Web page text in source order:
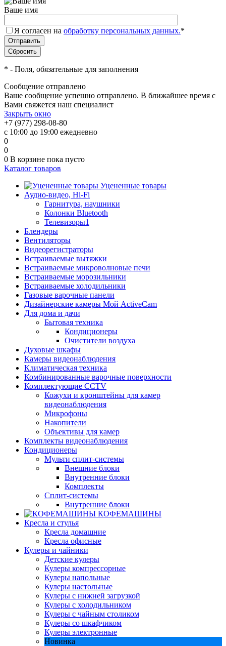
Ваше имя
Я согласен на обработку персональных данных.*
* - Поля, обязательные для заполнения
Сообщение отправлено
Ваше сообщение успешно отправлено. В ближайшее время с
Вами свяжется наш специалист
Закрыть окно
+7 (977) 298-08-80
с 10:00 до 19:00 ежедневно
0
0
0 В корзине пока пусто
Каталог товаров
Уцененные товары
Аудио-видео, Hi-Fi
Гарнитура, наушники
Колонки Bluetooth
Телевизоры1
Блендеры
Вентиляторы
Видеорегистраторы
Встраиваемые вытяжки
Встраиваемые микроволновые печи
Встраиваемые морозильники
Встраиваемые холодильники
Газовые варочные панели
Дизайнерские камеры Мой ActiveCam
Для дома и дачи
Бытовая техника
Кондиционеры
Очистители воздуха
Духовые шкафы
Камеры видеонаблюдения
Климатическая техника
Комбинированные варочные поверхности
Комплектующие CCTV
Кожухи и кронштейны для камер
видеонаблюдения
Микрофоны
Накопители
Объективы для камер
Комплекты видеонаблюдения
Кондиционеры
Мульти сплит-системы
Внешние блоки
Внутренние блоки
Комплекты
Сплит-системы
Внутренние блоки
КОФЕМАШИНЫ
Кресла и стулья
Кресла домашние
Кресла офисные
Кулеры и чайники
Детские кулеры
Кулеры компрессорные
Кулеры напольные
Кулеры настольные
Кулеры с нижней загрузкой
Кулеры с холодильником
Кулеры с чайным столиком
Кулеры со шкафчиком
Кулеры электронные
Новинка